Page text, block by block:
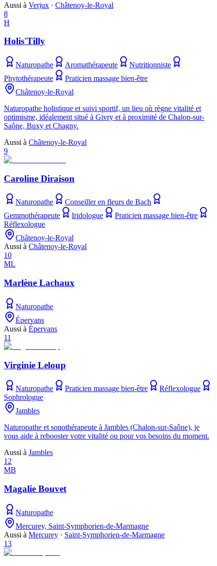
Aussi à Verjux · Châtenoy-le-Royal
8
H
Holis'Tilly
Naturopathe Aromathérapeute
Nutritionniste
Phytothérapeute
Praticien massage bien-être
Châtenoy-le-Royal
Naturopathe holistique et suivi sportif, un lieu où règne vitalité et
optimisme, idéalement situé à Givry et à proximité de Chalon-sur-
Saône, Buxy et Chagny.
Aussi à Châtenoy-le-Royal
9
Caroline Diraison
Naturopathe
Conseiller en fleurs de Bach
Gemmothérapeute
Iridologue
Praticien massage bien-être
Réflexologue
Châtenoy-le-Royal
Aussi à Châtenoy-le-Royal
10
ML
Marlène Lachaux
Naturopathe
Épervans
Aussi à Épervans
11
Virginie Leloup
Naturopathe Praticien massage bien-être
Réflexologue
Sophrologue
Jambles
Naturopathe et sonothérapeute à Jambles (Chalon-sur-Saône), je
vous aide à rebooster votre vitalité ou pour vos besoins du moment.
Aussi à Jambles
12
MB
Magalie Bouvet
Naturopathe
Mercurey, Saint-Symphorien-de-Marmagne
Aussi à Mercurey · Saint-Symphorien-de-Marmagne
13